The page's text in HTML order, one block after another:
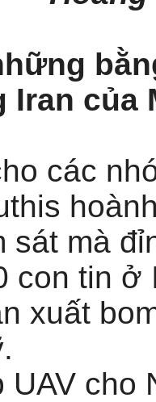
Iran của
các
sát mà
con tin ở
xuất
UAV cho